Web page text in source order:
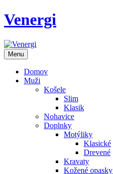
Venergi
Menu
Domov
Muži
Košele
Slim
Klasik
Nohavice
Doplnky
Motýliky
Klasické
Drevené
Kravaty
Kožené opasky